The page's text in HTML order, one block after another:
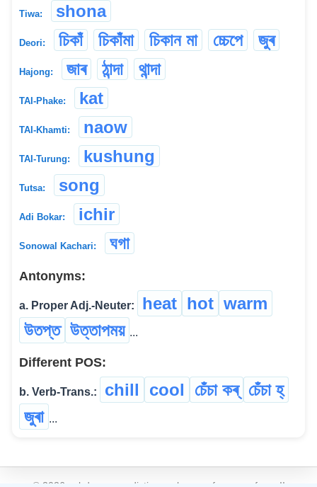
Tiwa: shona
Deori: চিকাঁ চিকাঁমা চিকান মা চ্চেপে জুৰ
Hajong: জাৰ ঠান্দা থান্দা
TAI-Phake: kat
TAI-Khamti: naow
TAI-Turung: kushung
Tutsa: song
Adi Bokar: ichir
Sonowal Kachari: ঘগা
Antonyms:
a. Proper Adj.-Neuter: heat hot warm
উতপ্ত উত্তাপময় ...
Different POS:
b. Verb-Trans.: chill cool চেঁচা কৰ্ চেঁচা হ্
জুৰা ...